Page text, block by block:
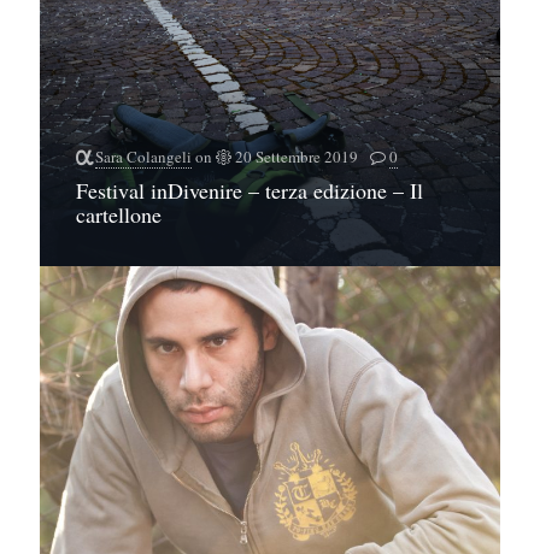
Sara Colangelion 20 Settembre 2019 0
Festival inDivenire – terza edizione – Il
cartellone